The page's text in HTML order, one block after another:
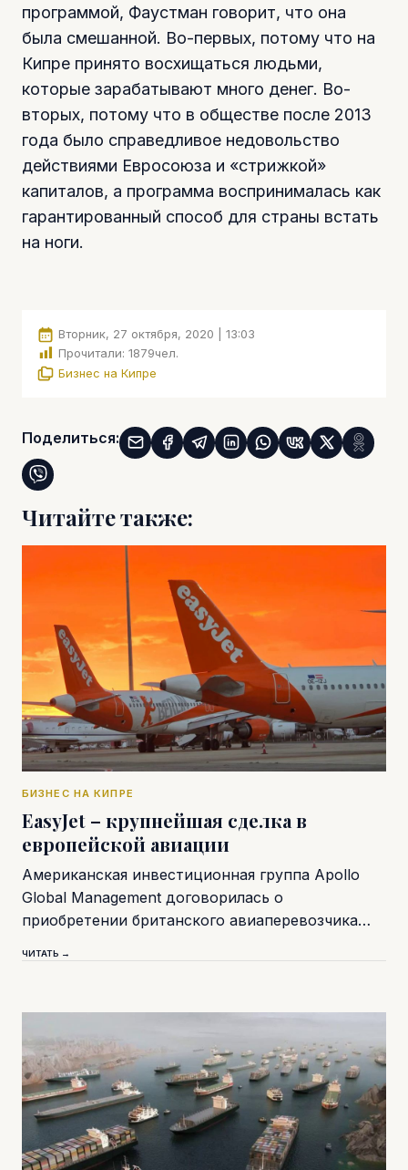
программой, Фаустман говорит, что она
была смешанной. Во-первых, потому что на
Кипре принято восхищаться людьми,
которые зарабатывают много денег. Во-
вторых, потому что в обществе после 2013
года было справедливое недовольство
действиями Евросоюза и «стрижкой»
капиталов, а программа воспринималась как
гарантированный способ для страны встать
на ноги.
Вторник, 27 октября, 2020 | 13:03
Прочитали: 1879чел.
Бизнес на Кипре
Поделиться:
Читайте также:
БИЗНЕС НА КИПРЕ
EasyJet – крупнейшая сделка в
европейской авиации
Американская инвестиционная группа Apollo
Global Management договорилась о
приобретении британского авиаперевозчика…
ЧИТАТЬ →